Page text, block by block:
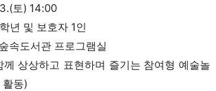
토) 14:00
년 및 보호자 1인
속도서관 프로그램실
상상하고 표현하며 즐기는 참여형 예술놀
동)